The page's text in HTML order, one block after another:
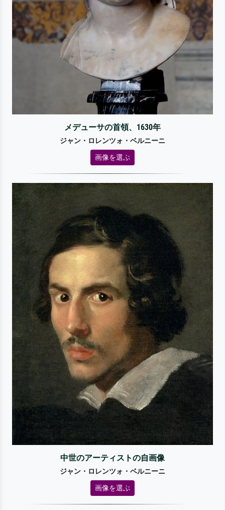
メデューサの首領、1630年
ジャン・ロレンツォ・ベルニーニ
画像を選ぶ
中世のアーティストの自画像
ジャン・ロレンツォ・ベルニーニ
画像を選ぶ